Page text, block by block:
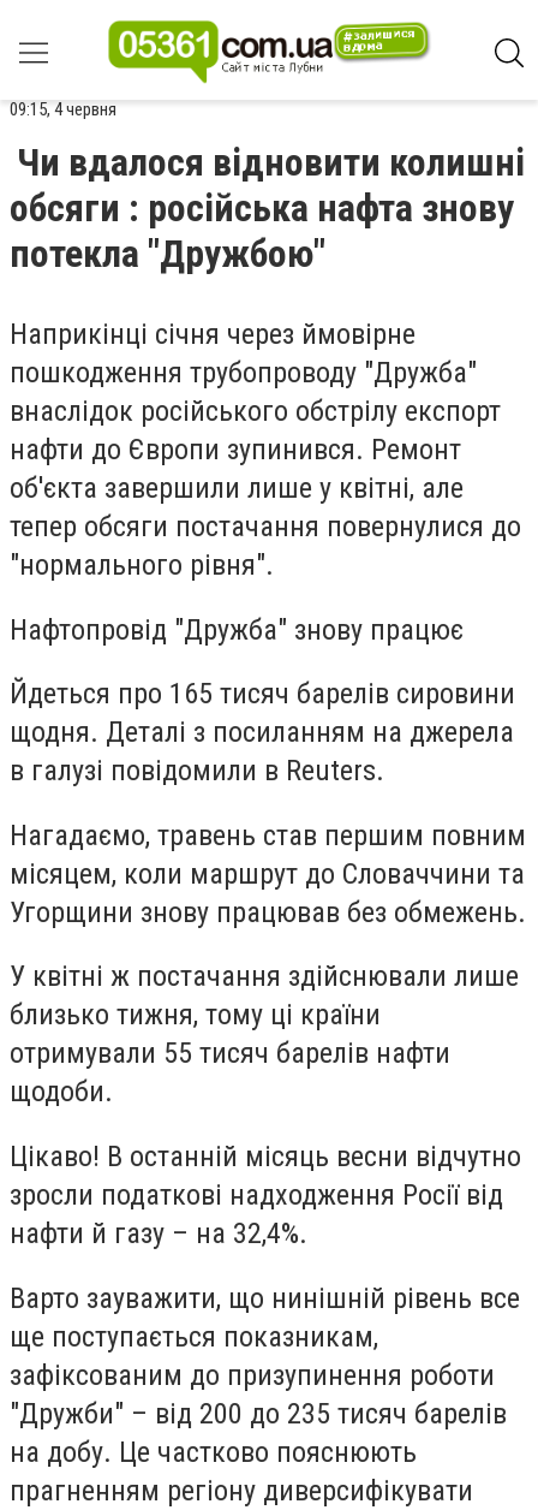
09:15, 4 червня
Чи вдалося відновити колишні
обсяги : російська нафта знову
потекла "Дружбою"
Наприкінці січня через ймовірне
пошкодження трубопроводу "Дружба"
внаслідок російського обстрілу експорт
нафти до Європи зупинився. Ремонт
об'єкта завершили лише у квітні, але
тепер обсяги постачання повернулися до
"нормального рівня".
Нафтопровід "Дружба" знову працює
Йдеться про 165 тисяч барелів сировини
щодня. Деталі з посиланням на джерела
в галузі повідомили в Reuters.
Нагадаємо, травень став першим повним
місяцем, коли маршрут до Словаччини та
Угорщини знову працював без обмежень.
У квітні ж постачання здійснювали лише
близько тижня, тому ці країни
отримували 55 тисяч барелів нафти
щодоби.
Цікаво! В останній місяць весни відчутно
зросли податкові надходження Росії від
нафти й газу – на 32,4%.
Варто зауважити, що нинішній рівень все
ще поступається показникам,
зафіксованим до призупинення роботи
"Дружби" – від 200 до 235 тисяч барелів
на добу. Це частково пояснюють
прагненням регіону диверсифікувати